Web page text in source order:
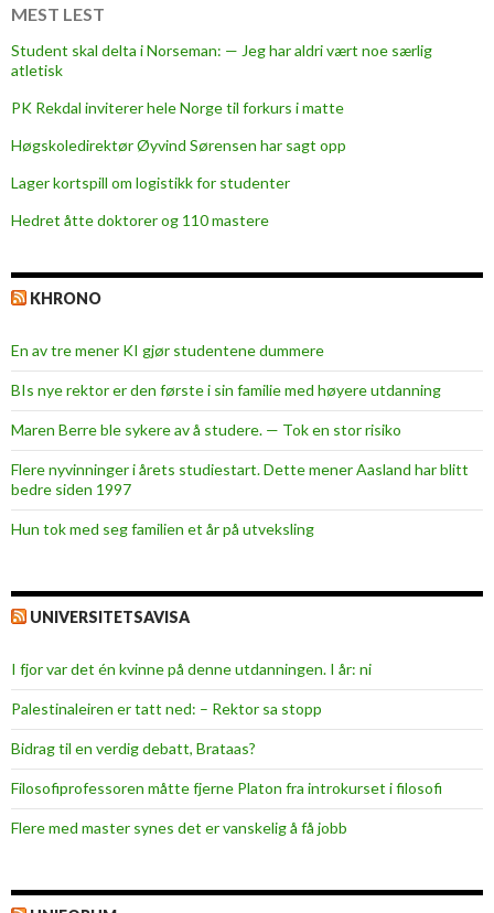
MEST LEST
Student skal delta i Norseman: — Jeg har aldri vært noe særlig
atletisk
PK Rekdal inviterer hele Norge til forkurs i matte
Høgskoledirektør Øyvind Sørensen har sagt opp
Lager kortspill om logistikk for studenter
Hedret åtte doktorer og 110 mastere
KHRONO
En av tre mener KI gjør studentene dummere
BIs nye rektor er den første i sin familie med høyere utdanning
Maren Berre ble sykere av å studere. — Tok en stor risiko
Flere nyvinninger i årets studiestart. Dette mener Aasland har blitt
bedre siden 1997
Hun tok med seg familien et år på utveksling
UNIVERSITETSAVISA
I fjor var det én kvinne på denne utdanningen. I år: ni
Palestinaleiren er tatt ned: – Rektor sa stopp
Bidrag til en verdig debatt, Brataas?
Filosofiprofessoren måtte fjerne Platon fra introkurset i filosofi
Flere med master synes det er vanskelig å få jobb